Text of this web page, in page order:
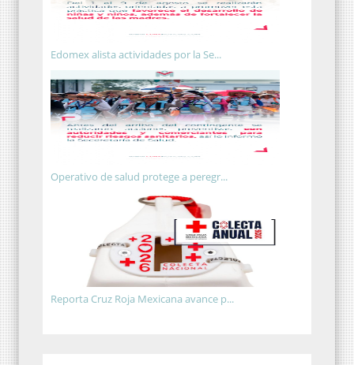
Edomex alista actividades por la Se...
Operativo de salud protege a peregr...
Reporta Cruz Roja Mexicana avance p...